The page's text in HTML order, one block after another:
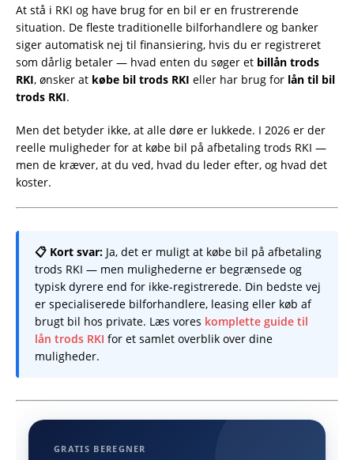
At stå i RKI og have brug for en bil er en frustrerende
situation. De fleste traditionelle bilforhandlere og banker
siger automatisk nej til finansiering, hvis du er registreret
som dårlig betaler — hvad enten du søger et billån trods
RKI, ønsker at købe bil trods RKI eller har brug for lån til bil
trods RKI.
Men det betyder ikke, at alle døre er lukkede. I 2026 er der
reelle muligheder for at købe bil på afbetaling trods RKI —
men de kræver, at du ved, hvad du leder efter, og hvad det
koster.
📋 Kort svar: Ja, det er muligt at købe bil på afbetaling
trods RKI — men mulighederne er begrænsede og
typisk dyrere end for ikke-registrerede. Din bedste vej
er specialiserede bilforhandlere, leasing eller køb af
brugt bil hos private. Læs vores komplette guide til
lån trods RKI for et samlet overblik over dine
muligheder.
GRATIS BEREGNER